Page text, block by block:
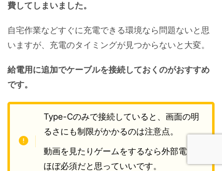
費してしまいました。
自宅作業などすぐに充電できる環境なら問題ないと思
いますが、充電のタイミングが見つからないと大変。
給電用に追加でケーブルを接続しておくのがおすすめ
です。
Type-Cのみで接続していると、画面の明
るさにも制限がかかるのは注意点。
動画を見たりゲームをするなら外部電源は
ほぼ必須だと思っていいです。